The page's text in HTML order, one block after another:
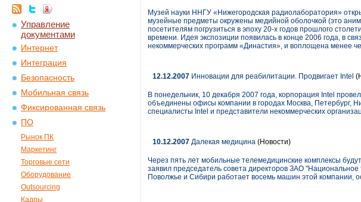
Управление
документами
Интернет
Интеграция
Безопасность
Мобильная связь
Фиксированная связь
ПО
Рынок ПК
Маркетинг
Торговые сети
Оборудование
Outsourcing
Кадры
Музей науки ННГУ «Нижегородская радиолаборатория»
музейные предметы окружены медийной оболочкой (это
посетителям погрузиться в эпоху 20-х годов прошлого
времени. Идея экспозиции появилась в конце 2006 года, в
некоммерческих программ «Династия», и воплощена менее
12.12.2007 Инновации для реабилитации. Продвигает Intel
В понедельник, 10 декабря 2007 года, корпорация Intel
объединены офисы компании в городах Москва, Петербург,
специалисты Intel и представители некоммерческих
10.12.2007 Далекая медицина (Новости)
Через пять лет мобильные телемедицинские комплексы
заявил председатель совета директоров ЗАО
Поволжье и Сибири работает восемь машин этой